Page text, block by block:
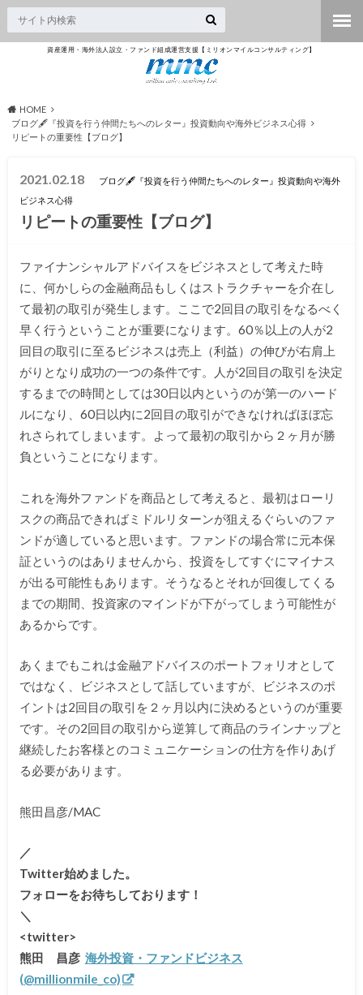
資産運用・海外法人設立・ファンド組成運営支援【ミリオンマイルコンサルティング】
HOME
ブログ🖋『投資を行う仲間たちへのレター』投資動向や海外ビジネス心得
リピートの重要性【ブログ】
2021.02.18
ブログ🖋『投資を行う仲間たちへのレター』投資動向や海外
ビジネス心得
リピートの重要性【ブログ】
ファイナンシャルアドバイスをビジネスとして考えた時
に、何かしらの金融商品もしくはストラクチャーを介在し
て最初の取引が発生します。ここで2回目の取引をなるべく
早く行うということが重要になります。60％以上の人が2
回目の取引に至るビジネスは売上（利益）の伸びが右肩上
がりとなり成功の一つの条件です。人が2回目の取引を決定
するまでの時間としては30日以内というのが第一のハード
ルになり、60日以内に2回目の取引ができなければほぼ忘
れさられてしまいます。よって最初の取引から２ヶ月が勝
負ということになります。
これを海外ファンドを商品として考えると、最初はローリ
スクの商品できればミドルリターンが狙えるぐらいのファ
ンドが適していると思います。ファンドの場合常に元本保
証というのはありませんから、投資をしてすぐにマイナス
が出る可能性もあります。そうなるとそれが回復してくる
までの期間、投資家のマインドが下がってしまう可能性が
あるからです。
あくまでもこれは金融アドバイスのポートフォリオとして
ではなく、ビジネスとして話していますが、ビジネスのポ
イントは2回目の取引を２ヶ月以内に決めるというのが重要
です。その2回目の取引から逆算して商品のラインナップと
継続したお客様とのコミュニケーションの仕方を作りあげ
る必要があります。
熊田昌彦/MAC
／
Twitter始めました。
フォローをお待ちしております！
＼
<twitter>
熊田 昌彦 海外投資・ファンドビジネス
(@millionmile_co)